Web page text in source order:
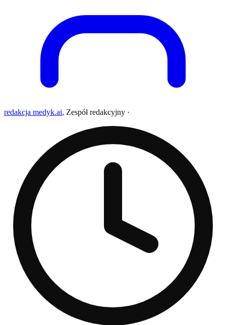
redakcja medyk.ai, Zespół redakcyjny ·